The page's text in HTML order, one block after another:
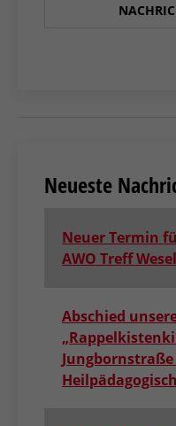
Neueste
Neuer Termin
AWO Treff
Abschied